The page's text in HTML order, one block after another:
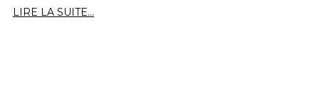
LIRE LA SUITE...